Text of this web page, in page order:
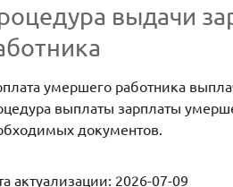
выдачи
умершего работника
выплаты зарплаты
документов.
актуализации: 2026-07-09